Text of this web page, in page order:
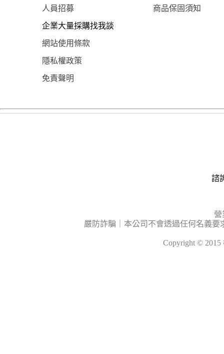
人員招募 商品保固須知
企業大量採購找我談
網站使用條款
隱私權政策
免責聲明
諮
營
嚴防詐騙｜本公司不會透過任何名義
Copyright ©